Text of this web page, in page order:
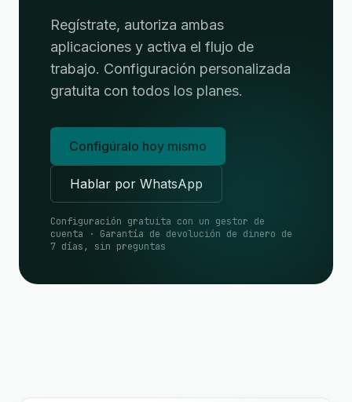
Regístrate, autoriza ambas
aplicaciones y activa el flujo de
trabajo. Configuración personalizada
gratuita con todos los planes.
Configúralo hoy mismo
Hablar por WhatsApp
Configuración gratuita con un gestor de
cuenta · Garantía de devolución de dinero de
7 días, sin preguntas